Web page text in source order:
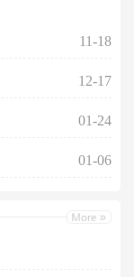
11-18
12-17
01-24
01-06